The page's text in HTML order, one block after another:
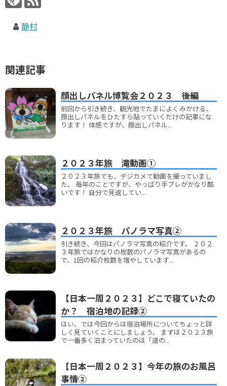
静村
関連記事
顔出しパネル博覧会２０２３ 後編
前回から引き続き、観光地でたまによくみかける、
顔出しパネルをひたすら貼っていくだけの記事にな
ります！ 体感ですが、顔出しパネル...
２０２３年旅 滝動画①
２０２３年旅でも、デジカメで動画を撮っていまし
た。 毎年のことですが、やっぱり手ブレがかなり酷
いです！ 自分で見返してい...
２０２３年旅 パノラマ写真②
引き続き、今回はパノラマ写真の紹介です。 ２０２
３年旅ではかなりの枚数のパノラマ写真があるの
で、1回の紹介枚数を増やしています...
【日本一周２０２３】どこで寝ていたの
か？ 宿泊地の記録②
はい、では今回からは宿泊場所についてちょっと詳
しく見ていくことにしましょう。 まずは２０２３旅
で一番多く泊まっていたのは「道の...
【日本一周２０２３】今年の旅のお風呂
事情②